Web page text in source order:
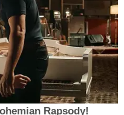
Rapsody!